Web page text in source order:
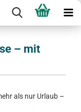
– mit
als nur Urlaub –